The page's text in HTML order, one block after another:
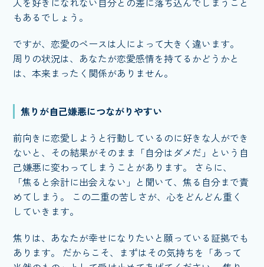
もあるでしょう。
ですが、恋愛のペースは人によって大きく違います。
周りの状況は、あなたが恋愛感情を持てるかどうかと
は、本来まったく関係がありません。
焦りが自己嫌悪につながりやすい
前向きに恋愛しようと行動しているのに好きな人ができ
ないと、その結果がそのまま「自分はダメだ」という自
己嫌悪に変わってしまうことがあります。 さらに、
「焦ると余計に出会えない」と聞いて、焦る自分まで責
めてしまう。 この二重の苦しさが、心をどんどん重く
していきます。
焦りは、あなたが幸せになりたいと願っている証拠でも
あります。 だからこそ、まずはその気持ちを「あって